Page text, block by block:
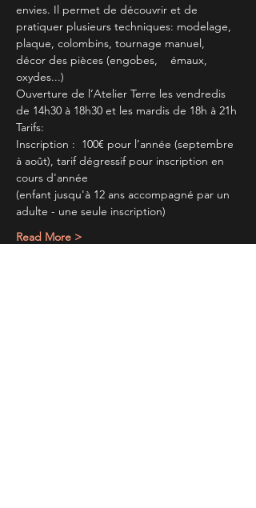
envies. Il permet de découvrir et de
pratiquer plusieurs techniques: modelage,
plaque, colombins, tournage manuel,
décor des pièces (engobes,    émaux,
oxydes...)
Ouverture de l’Atelier Terre les vendredis
de 14h30 à 18h30 et les mardis de 18h à 21h
Tarifs:
Inscription :  100€ pour l’année (septembre
à août), tarif dégressif pour inscription en
cours d'année
(enfant jusqu'à 12 ans accompagné par un
adulte - une seule inscription)
Read More >